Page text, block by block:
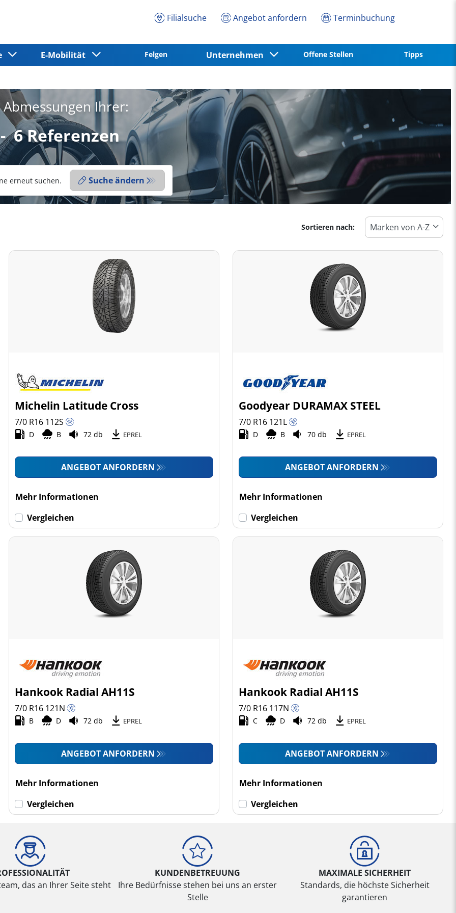
Filialsuche Angebot anfordern Terminbuchung
E-Mobilität Felgen Unternehmen Offene Stellen Tipps
Ihrer:
- 6 Referenzen
erneut suchen. Suche ändern
Sortieren nach:
Michelin Latitude Cross
7/0 R16 112S
D B 72 db EPREL
ANGEBOT ANFORDERN
Mehr Informationen
Vergleichen
Goodyear DURAMAX STEEL
7/0 R16 121L
D B 70 db EPREL
ANGEBOT ANFORDERN
Mehr Informationen
Vergleichen
Hankook Radial AH11S
7/0 R16 121N
B D 72 db EPREL
ANGEBOT ANFORDERN
Mehr Informationen
Vergleichen
Hankook Radial AH11S
7/0 R16 117N
C D 72 db EPREL
ANGEBOT ANFORDERN
Mehr Informationen
Vergleichen
das an Ihrer Seite steht
KUNDENBETREUUNG
Ihre Bedürfnisse stehen bei uns an erster
Stelle
MAXIMALE SICHERHEIT
Standards, die höchste Sicherheit
garantieren